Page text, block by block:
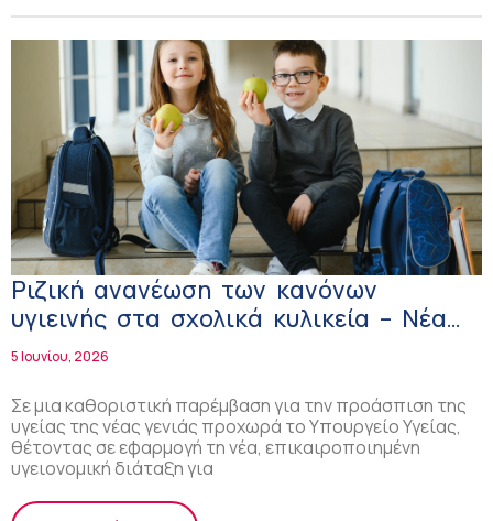
Ριζική ανανέωση των κανόνων
υγιεινής στα σχολικά κυλικεία – Νέα
υγειονομική διάταξη στο πλαίσιο της
Παχυσαρκίας
5 Ιουνίου, 2026
Σε μια καθοριστική παρέμβαση για την προάσπιση της
υγείας της νέας γενιάς προχωρά το Υπουργείο Υγείας,
θέτοντας σε εφαρμογή τη νέα, επικαιροποιημένη
υγειονομική διάταξη για